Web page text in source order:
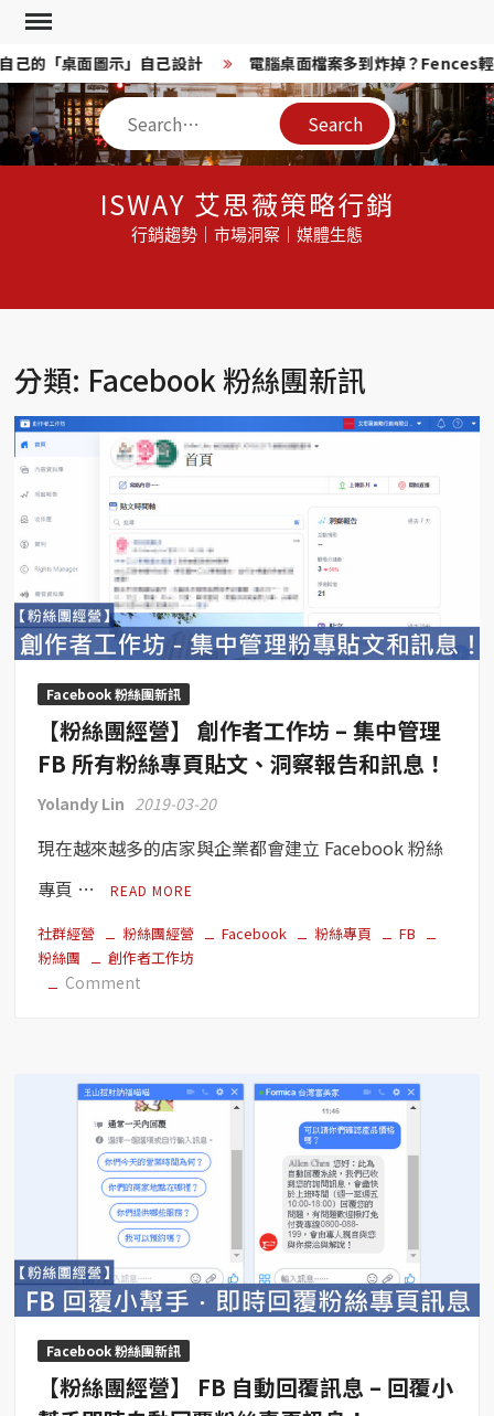
Skip
content
的「桌面圖示」自己設計 電腦桌面檔案多到炸掉？Fences輕
Search
ISWAY 艾思薇策略行銷
行銷趨勢｜市場洞察｜媒體生態
分類: Facebook 粉絲團新訊
Facebook 粉絲團新訊
【粉絲團經營】 創作者工作坊 – 集中管理
FB 所有粉絲專頁貼文、洞察報告和訊息！
Yolandy Lin 2019-03-20
現在越來越多的店家與企業都會建立 Facebook 粉絲
專頁 …
READ MORE
社群經營 粉絲團經營 Facebook 粉絲專頁
FB
粉絲團
創作者工作坊
Comment
經
營】
創
作
者
工
作
–
集
中
管
理
Facebook 粉絲團新訊
【粉絲團經營】 FB 自動回覆訊息 – 回覆小